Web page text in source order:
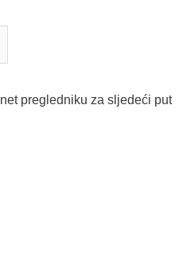
pregledniku za sljedeći put